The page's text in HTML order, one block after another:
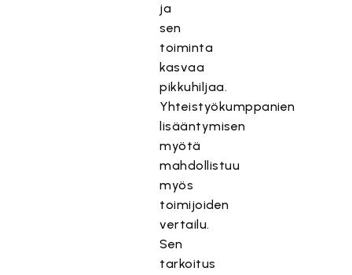
ja
sen
toiminta
kasvaa
pikkuhiljaa.
Yhteistyökumppanien
lisääntymisen
myötä
mahdollistuu
myös
toimijoiden
vertailu.
Sen
tarkoitus